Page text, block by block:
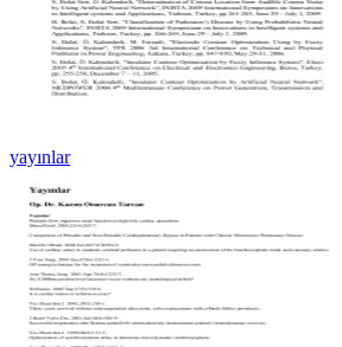
yayınlar